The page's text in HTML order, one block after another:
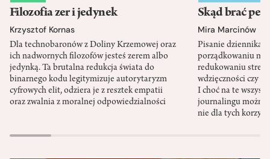
Filozofia zer i jedynek
Krzysztof Kornas
Dla technobaronów z Doliny Krzemowej oraz
ich nadwornych filozofów jesteś zerem albo
jedynką. Ta brutalna redukcja świata do
binarnego kodu legitymizuje autorytaryzm
cyfrowych elit, odziera je z resztek empatii
oraz zwalnia z moralnej odpowiedzialności
Skąd brać
Mira Marcinów
Pisanie dziennika
porządkowaniu
redukowaniu
wdzięczności czy
I choć na te
journalingu można
nie dla tych